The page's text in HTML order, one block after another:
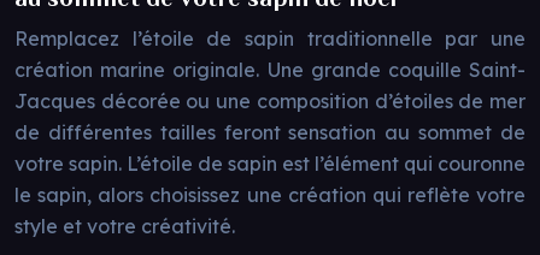
Remplacez l’étoile de sapin traditionnelle par une
création marine originale. Une grande coquille Saint-
Jacques décorée ou une composition d’étoiles de mer
de différentes tailles feront sensation au sommet de
votre sapin. L’étoile de sapin est l’élément qui couronne
le sapin, alors choisissez une création qui reflète votre
style et votre créativité.